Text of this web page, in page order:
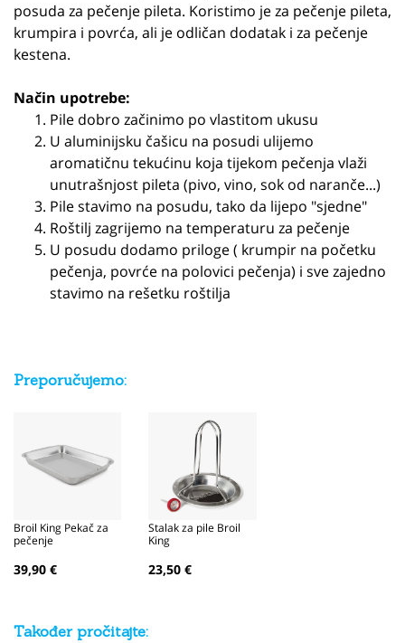
posuda za pečenje pileta. Koristimo je za pečenje pileta,
krumpira i povrća, ali je odličan dodatak i za pečenje
kestena.
Način upotrebe:
Pile dobro začinimo po vlastitom ukusu
U aluminijsku čašicu na posudi ulijemo
aromatičnu tekućinu koja tijekom pečenja vlaži
unutrašnjost pileta (pivo, vino, sok od naranče...)
Pile stavimo na posudu, tako da lijepo "sjedne"
Roštilj zagrijemo na temperaturu za pečenje
U posudu dodamo priloge ( krumpir na početku
pečenja, povrće na polovici pečenja) i sve zajedno
stavimo na rešetku roštilja
Preporučujemo:
Broil King Pekač za
pečenje
39,90 €
Stalak za pile Broil
King
23,50 €
Također pročitajte: